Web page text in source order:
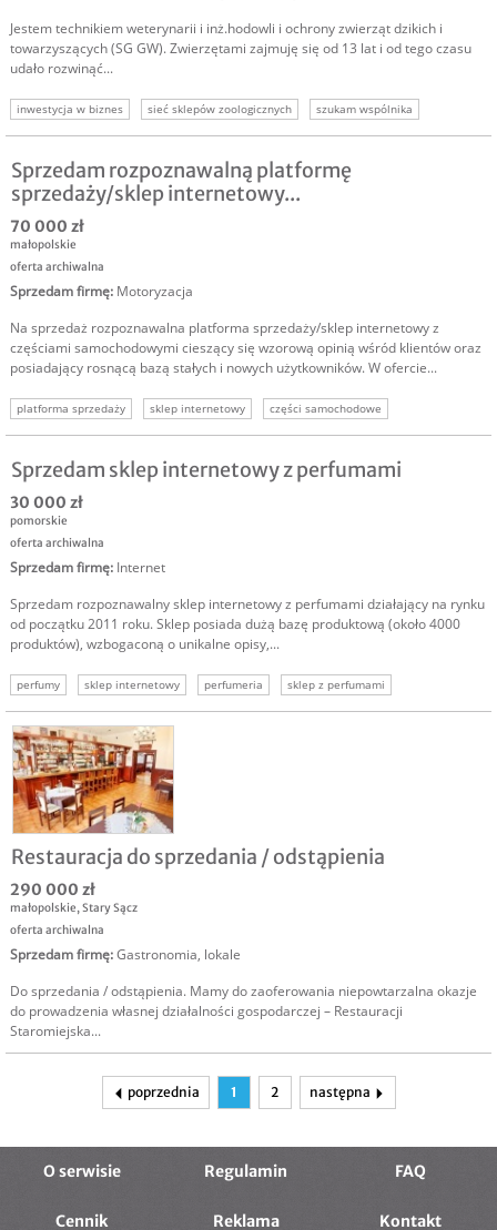
Jestem technikiem weterynarii i inż.hodowli i ochrony zwierząt dzikich i
towarzyszących (SG GW). Zwierzętami zajmuję się od 13 lat i od tego czasu
udało rozwinąć...
inwestycja w biznes sieć sklepów zoologicznych
szukam wspólnika
inwestor do spółki
inwestycja w sklepy
Sprzedam rozpoznawalną platformę
sprzedaży/sklep internetowy...
70 000 zł
małopolskie
oferta archiwalna
Sprzedam firmę: Motoryzacja
Na sprzedaż rozpoznawalna platforma sprzedaży/sklep internetowy z
częściami samochodowymi cieszący się wzorową opinią wśród klientów oraz
posiadający rosnącą bazą stałych i nowych użytkowników. W ofercie...
platforma sprzedaży sklep internetowy części samochodowe
Sprzedam sklep internetowy z perfumami
30 000 zł
pomorskie
oferta archiwalna
Sprzedam firmę: Internet
Sprzedam rozpoznawalny sklep internetowy z perfumami działający na rynku
od początku 2011 roku. Sklep posiada dużą bazę produktową (około 4000
produktów), wzbogaconą o unikalne opisy,...
perfumy sklep internetowy perfumeria
sklep z perfumami
perfumeria internetowa
kosmetyki perfumeria online
Restauracja do sprzedania / odstąpienia
290 000 zł
małopolskie,Stary Sącz
oferta archiwalna
Sprzedam firmę:Gastronomia, lokale
Do sprzedania / odstąpienia. Mamy do zaoferowania niepowtarzalna okazje
do prowadzenia własnej działalności gospodarczej – Restauracji
Staromiejska...
poprzednia 1 2 następna
O serwisie Regulamin FAQ
Cennik Reklama Kontakt